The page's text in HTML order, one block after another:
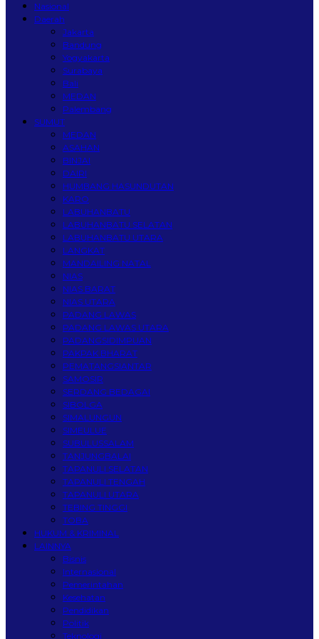
Nasional
Daerah
Jakarta
Bandung
Yogyakarta
Surabaya
Bali
MEDAN
Palembang
SUMUT
MEDAN
ASAHAN
BINJAI
DAIRI
HUMBANG HASUNDUTAN
KARO
LABUHANBATU
LABUHANBATU SELATAN
LABUHANBATU UTARA
LANGKAT
MANDAILING NATAL
NIAS
NIAS BARAT
NIAS UTARA
PADANG LAWAS
PADANG LAWAS UTARA
PADANGSIDIMPUAN
PAKPAK BHARAT
PEMATANGSIANTAR
SAMOSIR
SERDANG BEDAGAI
SIBOLGA
SIMALUNGUN
SIMEULUE
SUBULUSSALAM
TANJUNGBALAI
TAPANULI SELATAN
TAPANULI TENGAH
TAPANULI UTARA
TEBING TINGGI
TOBA
HUKUM & KRIMINAL
LAINNYA
Bisnis
Internasional
Pemerintahan
Kesehatan
Pendidikan
Politik
Teknologi